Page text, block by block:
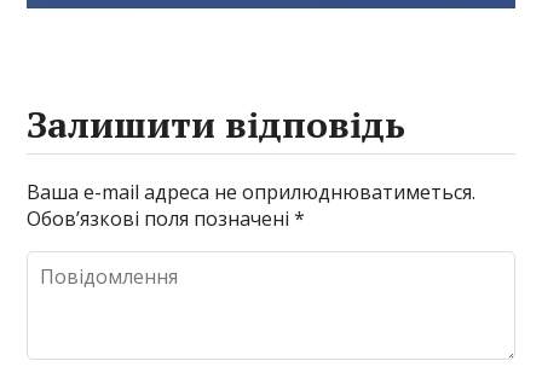
Залишити відповідь
Ваша e-mail адреса не оприлюднюватиметься.
Обов’язкові поля позначені*